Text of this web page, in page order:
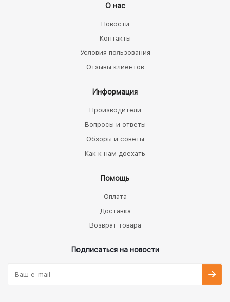
О нас
Новости
Контакты
Условия пользования
Отзывы клиентов
Информация
Производители
Вопросы и ответы
Обзоры и советы
Как к нам доехать
Помощь
Оплата
Доставка
Возврат товара
Подписаться на новости